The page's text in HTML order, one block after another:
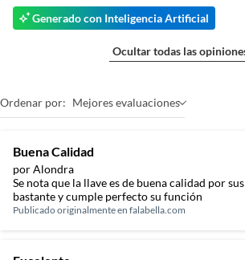
Generado con Inteligencia Artificial
Ocultar todas las
Ordenar por: Mejores evaluaciones
Buena Calidad
por Alondra
Se nota que la llave es de buena calidad por
bastante y cumple perfecto su función
Publicado originalmente en falabella.com